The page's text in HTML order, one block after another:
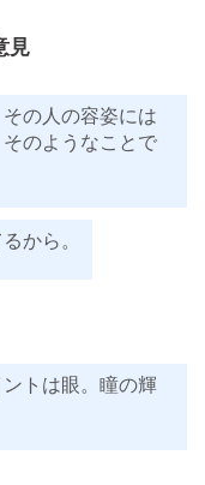
見
の人の容姿には
のようなことで
から。
トは眼。瞳の輝